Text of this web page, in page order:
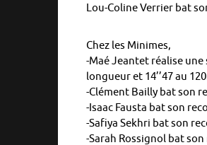
Lou-Coline Verrier bat
Chez les Minimes,
-Maé Jeantet réalise une
longueur et 14’’47 au
-Clément Bailly bat son
-Isaac Fausta bat son
-Safiya Sekhri bat son
-Sarah Rossignol bat